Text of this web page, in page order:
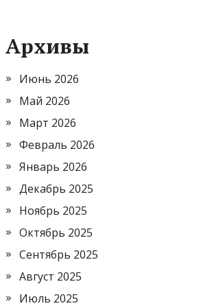
Архивы
Июнь 2026
Май 2026
Март 2026
Февраль 2026
Январь 2026
Декабрь 2025
Ноябрь 2025
Октябрь 2025
Сентябрь 2025
Август 2025
Июль 2025